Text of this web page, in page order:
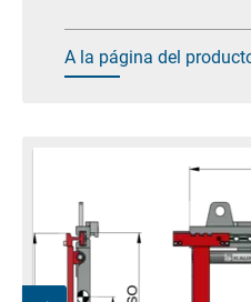
A la página del